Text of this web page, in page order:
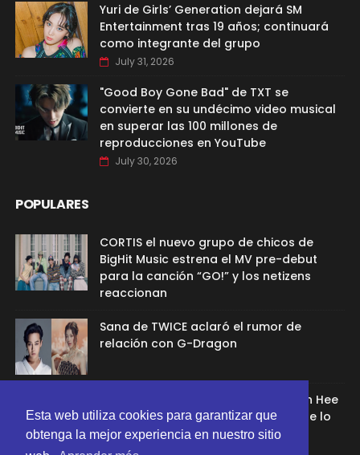
Esta web utiliza cookies para garantizar que
obtenga la mejor experiencia en nuestro sitio
Yuri de Girls’ Generation dejará SM
Entertainment tras 19 años; continuará
como integrante del grupo
July 31, 2026
"Good Boy Gone Bad" de TXT se
convierte en su undécimo video musical
en superar las 100 millones de
reproducciones en YouTube
July 30, 2026
POPULARES
CORTIS el nuevo grupo de chicos de
BigHit Music estrena el MV pre-debut
para la canción “GO!” y los netizens
reaccionan
Sana de TWICE aclaró el rumor de
relación con G-Dragon
Ex aprendíz de ADOR afirmó que Min Hee
Jin la despidió porque su chamán se lo
recomendó